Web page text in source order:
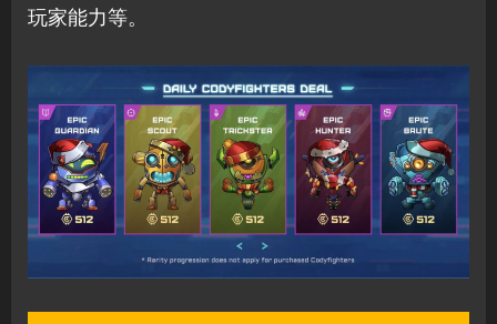
玩家能力等。